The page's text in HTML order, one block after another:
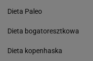
Dieta Paleo
Dieta bogatoresztkowa
Dieta kopenhaska